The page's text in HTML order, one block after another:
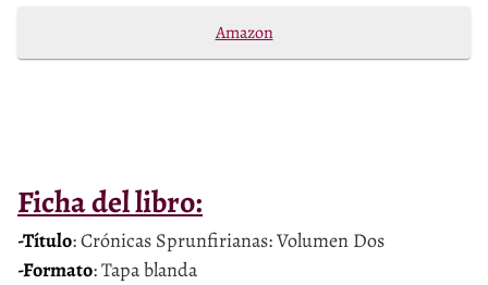
Amazon
Ficha del libro:
-Título: Crónicas Sprunfirianas: Volumen Dos
-Formato: Tapa blanda